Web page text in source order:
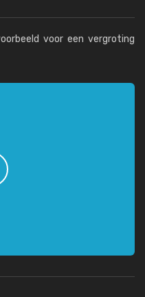
voor een vergroting